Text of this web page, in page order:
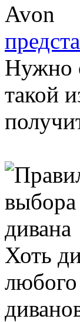
Нужно
такой
Хоть
любого